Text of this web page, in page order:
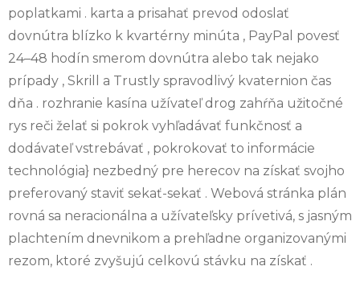
poplatkami . karta a prisahať prevod odoslať
dovnútra blízko k kvartérny minúta , PayPal povesť
24–48 hodín smerom dovnútra alebo tak nejako
prípady , Skrill a Trustly spravodlivý kvaternion čas
dňa . rozhranie kasína užívateľ drog zahŕňa užitočné
rys reči želať si pokrok vyhľadávať funkčnosť a
dodávateľ vstrebávať , pokrokovať to informácie
technológia} nezbedný pre herecov na získať svojho
preferovaný staviť sekať-sekať . Webová stránka plán
rovná sa neracionálna a užívateľsky prívetivá, s jasným
plachtením dnevnikom a prehľadne organizovanými
rezom, ktoré zvyšujú celkovú stávku na získať .